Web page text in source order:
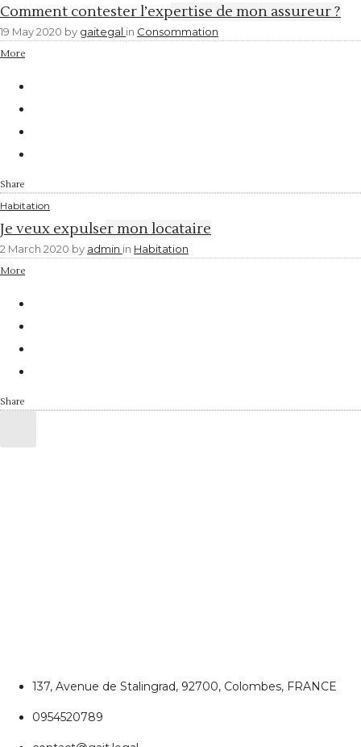
Comment contester l’expertise de mon assureur ?
19 May 2020 by gaitegal in Consommation
More
Share
Habitation
Je veux expulser mon locataire
2 March 2020 by admin in Habitation
More
Share
137, Avenue de Stalingrad, 92700, Colombes, FRANCE
0954520789